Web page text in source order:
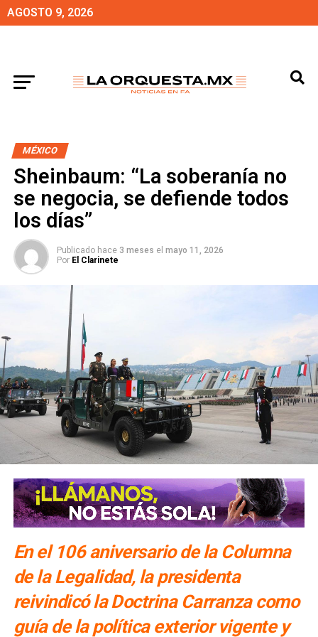
AGOSTO 9, 2026
MÉXICO
Sheinbaum: “La soberanía no
se negocia, se defiende todos
los días”
Publicado hace 3 meses el mayo 11, 2026
Por El Clarinete
En el 106 aniversario de la Columna
de la Legalidad, la presidenta
reivindicó la Doctrina Carranza como
guía de la política exterior vigente y